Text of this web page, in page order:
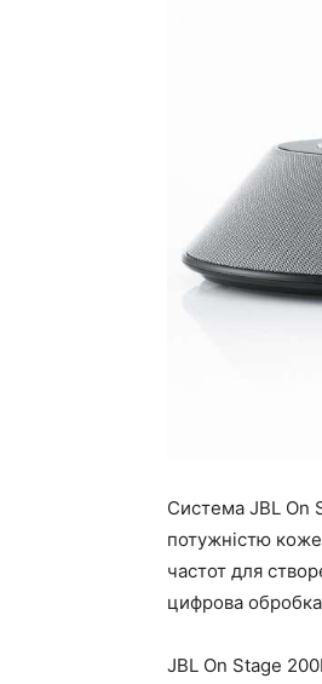
Система JBL On
потужністю
частот для
цифрова обробка
JBL On Stage